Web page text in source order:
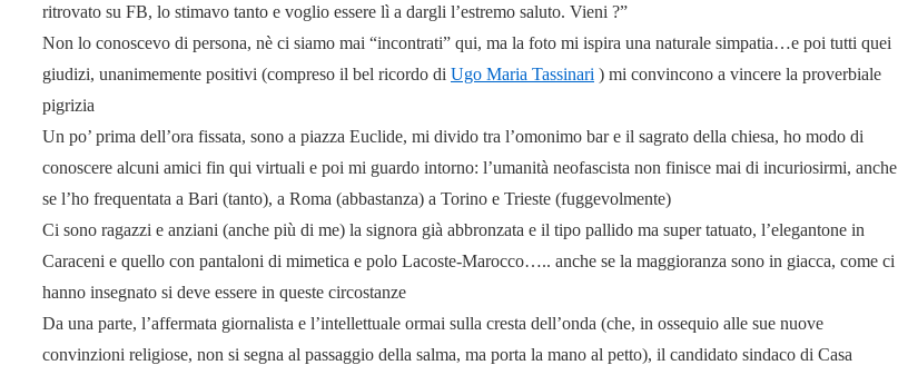
ritrovato su FB, lo stimavo tanto e voglio essere lì a dargli l’estremo saluto. Vieni ?”
Non lo conoscevo di persona, nè ci siamo mai “incontrati” qui, ma la foto mi ispira una naturale simpatia…e poi tutti quei
giudizi, unanimemente positivi (compreso il bel ricordo di Ugo Maria Tassinari ) mi convincono a vincere la proverbiale
pigrizia
Un po’ prima dell’ora fissata, sono a piazza Euclide, mi divido tra l’omonimo bar e il sagrato della chiesa, ho modo di
conoscere alcuni amici fin qui virtuali e poi mi guardo intorno: l’umanità neofascista non finisce mai di incuriosirmi, anche
se l’ho frequentata a Bari (tanto), a Roma (abbastanza) a Torino e Trieste (fuggevolmente)
Ci sono ragazzi e anziani (anche più di me) la signora già abbronzata e il tipo pallido ma super tatuato, l’elegantone in
Caraceni e quello con pantaloni di mimetica e polo Lacoste-Marocco….. anche se la maggioranza sono in giacca, come ci
hanno insegnato si deve essere in queste circostanze
Da una parte, l’affermata giornalista e l’intellettuale ormai sulla cresta dell’onda (che, in ossequio alle sue nuove
convinzioni religiose, non si segna al passaggio della salma, ma porta la mano al petto), il candidato sindaco di Casa